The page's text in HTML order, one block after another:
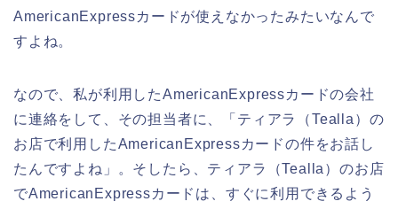
AmericanExpressカードが使えなかったみたいなんで
すよね。
なので、私が利用したAmericanExpressカードの会社
に連絡をして、その担当者に、「ティアラ（Tealla）の
お店で利用したAmericanExpressカードの件をお話し
たんですよね」。そしたら、ティアラ（Tealla）のお店
でAmericanExpressカードは、すぐに利用できるよう